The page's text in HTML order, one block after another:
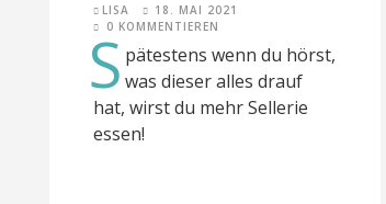
LISA
18. MAI 2021
0 KOMMENTIEREN
S pätestens wenn du hörst,
was dieser alles drauf
hat, wirst du mehr Sellerie
essen!